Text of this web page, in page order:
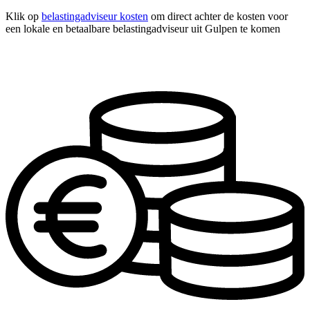
Klik op belastingadviseur kosten om direct achter de kosten voor
een lokale en betaalbare belastingadviseur uit Gulpen te komen